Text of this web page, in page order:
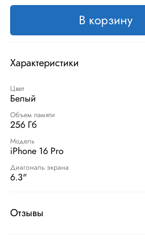
В корзину
Характеристики
Цвет
Белый
Объем памяти
256 Гб
Модель
iPhone 16 Pro
Диагональ экрана
6.3"
Отзывы